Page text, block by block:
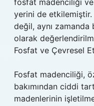
fosfat madenciliği
yerini de
değil, aynı
olarak
Fosfat ve Çevresel
Fosfat madenciliği,
bakımından ciddi
madenlerinin